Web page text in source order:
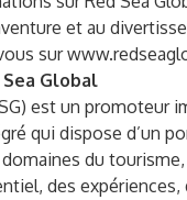
et au
sur
Global
est un promoteur
qui dispose d’un
du
des expériences,